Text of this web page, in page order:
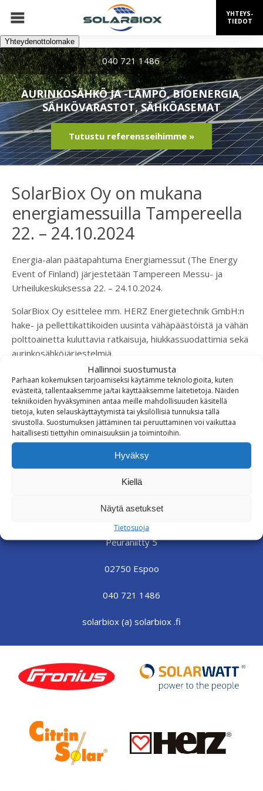
Hallinnoi suostumusta
Parhaan kokemuksen tarjoamiseksi käytämme teknologioita, kuten
evästeitä, tallentaaksemme ja/tai käyttääksemme laitetietoja. Näiden
tekniikoiden hyväksyminen antaa meille mahdollisuuden käsitellä
tietoja, kuten selauskäyttäytymistä tai yksilöllisiä tunnuksia tällä
sivustolla. Suostumuksen jättäminen tai peruuttaminen voi vaikuttaa
haitallisesti tiettyihin ominaisuuksiin ja toimintoihin.
Hyväksy
Kiellä
Näytä asetukset
Tietosuoja
Yhteydenottolomake
YHTEYS-
TIEDOT
040 721 1486
AURINKOSÄHKÖ JA -LÄMPÖ, BIOENERGIA,
SÄHKÖVARASTOT, SÄHKÖASEMAT
Tutustu referensseihimme »
SolarBiox Oy on mukana
energiamessuilla Tampereella
22. – 24.10.2024
Energia-alan päätapahtuma Energiamessut (The Energy
Event of Finland) järjestetään Tampereen Messu- ja
Urheilukeskuksessa 22. – 24.10.2024.
SolarBiox Oy esittelee mm. HERZ Energietechnik GmbH:n
hake- ja pellettikattikoiden uusinta vähäpäästöistä ja vähän
polttoainetta kuluttavia ratkaisuja, hiukkassuodattimia sekä
aurinkosähköjärjestelmiä.
Tule tutustumaan uutuuksiimme osastollemme A801 !
Aurinkosähköjärjestelmän asennus – Voimaa
auringosta
Aurinkosähkö ja hakelämmitys
SolarBiox Oy
Peuraniitty 5
02750 Espoo
040 721 1486
solarbiox (a) solarbiox .fi